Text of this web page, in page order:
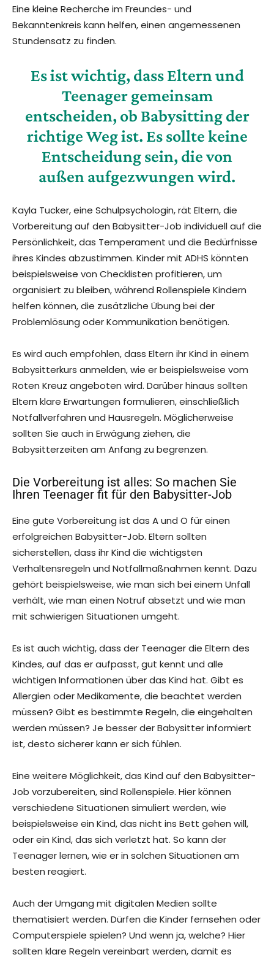
Eine kleine Recherche im Freundes- und
Bekanntenkreis kann helfen, einen angemessenen
Stundensatz zu finden.
Es ist wichtig, dass Eltern und
Teenager gemeinsam
entscheiden, ob Babysitting der
richtige Weg ist. Es sollte keine
Entscheidung sein, die von
außen aufgezwungen wird.
Kayla Tucker, eine Schulpsychologin, rät Eltern, die
Vorbereitung auf den Babysitter-Job individuell auf die
Persönlichkeit, das Temperament und die Bedürfnisse
ihres Kindes abzustimmen. Kinder mit ADHS könnten
beispielsweise von Checklisten profitieren, um
organisiert zu bleiben, während Rollenspiele Kindern
helfen können, die zusätzliche Übung bei der
Problemlösung oder Kommunikation benötigen.
Es wird auch empfohlen, dass Eltern ihr Kind in einem
Babysitterkurs anmelden, wie er beispielsweise vom
Roten Kreuz angeboten wird. Darüber hinaus sollten
Eltern klare Erwartungen formulieren, einschließlich
Notfallverfahren und Hausregeln. Möglicherweise
sollten Sie auch in Erwägung ziehen, die
Babysitterzeiten am Anfang zu begrenzen.
Die Vorbereitung ist alles: So machen Sie
Ihren Teenager fit für den Babysitter-Job
Eine gute Vorbereitung ist das A und O für einen
erfolgreichen Babysitter-Job. Eltern sollten
sicherstellen, dass ihr Kind die wichtigsten
Verhaltensregeln und Notfallmaßnahmen kennt. Dazu
gehört beispielsweise, wie man sich bei einem Unfall
verhält, wie man einen Notruf absetzt und wie man
mit schwierigen Situationen umgeht.
Es ist auch wichtig, dass der Teenager die Eltern des
Kindes, auf das er aufpasst, gut kennt und alle
wichtigen Informationen über das Kind hat. Gibt es
Allergien oder Medikamente, die beachtet werden
müssen? Gibt es bestimmte Regeln, die eingehalten
werden müssen? Je besser der Babysitter informiert
ist, desto sicherer kann er sich fühlen.
Eine weitere Möglichkeit, das Kind auf den Babysitter-
Job vorzubereiten, sind Rollenspiele. Hier können
verschiedene Situationen simuliert werden, wie
beispielsweise ein Kind, das nicht ins Bett gehen will,
oder ein Kind, das sich verletzt hat. So kann der
Teenager lernen, wie er in solchen Situationen am
besten reagiert.
Auch der Umgang mit digitalen Medien sollte
thematisiert werden. Dürfen die Kinder fernsehen oder
Computerspiele spielen? Und wenn ja, welche? Hier
sollten klare Regeln vereinbart werden, damit es